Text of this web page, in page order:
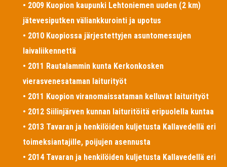
• 2009 Kuopion kaupunki Lehtoniemen uuden (2 km)
jätevesiputken väliankkurointi ja upotus
• 2010 Kuopiossa järjestettyjen asuntomessujen
laivaliikennettä
• 2011 Rautalammin kunta Kerkonkosken
vierasvenesataman laiturityöt
• 2011 Kuopion viranomaissataman kelluvat laiturityöt
• 2012 Siilinjärven kunnan laituritöitä eripuolella kuntaa
• 2013 Tavaran ja henkilöiden kuljetusta Kallavedellä eri
toimeksiantajille, poijujen asennusta
• 2014 Tavaran ja henkilöiden kuljetusta Kallavedellä eri